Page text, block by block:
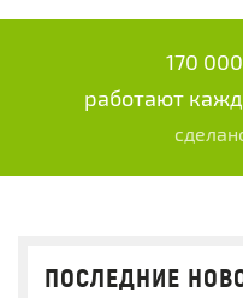
170
работают
ПОСЛЕДНИЕ